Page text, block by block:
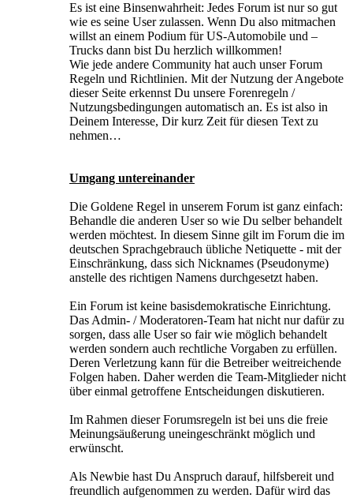
Es ist eine Binsenwahrheit: Jedes Forum ist nur so gut
wie es seine User zulassen. Wenn Du also mitmachen
willst an einem Podium für US-Automobile und –
Trucks dann bist Du herzlich willkommen!
Wie jede andere Community hat auch unser Forum
Regeln und Richtlinien. Mit der Nutzung der Angebote
dieser Seite erkennst Du unsere Forenregeln /
Nutzungsbedingungen automatisch an. Es ist also in
Deinem Interesse, Dir kurz Zeit für diesen Text zu
nehmen…
Umgang untereinander
Die Goldene Regel in unserem Forum ist ganz einfach:
Behandle die anderen User so wie Du selber behandelt
werden möchtest. In diesem Sinne gilt im Forum die im
deutschen Sprachgebrauch übliche Netiquette - mit der
Einschränkung, dass sich Nicknames (Pseudonyme)
anstelle des richtigen Namens durchgesetzt haben.
Ein Forum ist keine basisdemokratische Einrichtung.
Das Admin- / Moderatoren-Team hat nicht nur dafür zu
sorgen, dass alle User so fair wie möglich behandelt
werden sondern auch rechtliche Vorgaben zu erfüllen.
Deren Verletzung kann für die Betreiber weitreichende
Folgen haben. Daher werden die Team-Mitglieder nicht
über einmal getroffene Entscheidungen diskutieren.
Im Rahmen dieser Forumsregeln ist bei uns die freie
Meinungsäußerung uneingeschränkt möglich und
erwünscht.
Als Newbie hast Du Anspruch darauf, hilfsbereit und
freundlich aufgenommen zu werden. Dafür wird das